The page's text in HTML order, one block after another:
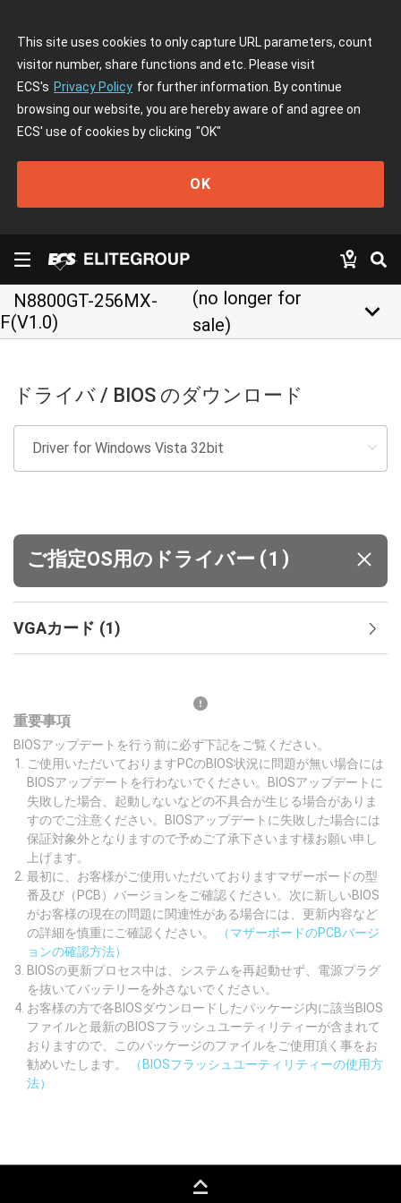
This site uses cookies to only capture URL parameters, count
visitor number, share functions and etc. Please visit
ECS's Privacy Policy for further information. By continue
browsing our website, you are hereby aware of and agree on
ECS' use of cookies by clicking "OK"
OK
N8800GT-256MX-
F(V1.0)
(no longer for
sale)
keyboard_arrow_down
ドライバ / BIOS のダウンロード
ご指定OS用のドライバー (1 )
VGAカード (1)
重要事項
BIOSアップデートを行う前に必ず下記をご覧ください。
ご使用いただいておりますPCのBIOS状況に問題が無い場合には
BIOSアップデートを行わないでください。BIOSアップデートに
失敗した場合、起動しないなどの不具合が生じる場合がありま
すのでご注意ください。BIOSアップデートに失敗した場合には
保証対象外となりますので予めご了承下さいます様お願い申し
上げます。
最初に、お客様がご使用いただいておりますマザーボードの型
番及び（PCB）バージョンをご確認ください。次に新しいBIOS
がお客様の現在の問題に関連性がある場合には、更新内容など
の詳細を慎重にご確認ください。
（マザーボードのPCBバージ
ョンの確認方法）
BIOSの更新プロセス中は、システムを再起動せず、電源プラグ
を抜いてバッテリーを外さないでください。
お客様の方で各BIOSダウンロードしたパッケージ内に該当BIOS
ファイルと最新のBIOSフラッシュユーティリティーが含まれて
おりますので、このパッケージのファイルをご使用頂く事をお
勧めいたします。
（BIOSフラッシュユーティリティーの使用方
法）
keyboard_capslock